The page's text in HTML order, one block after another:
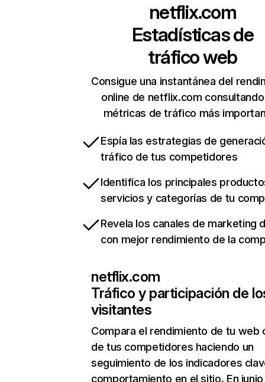
netflix.com
Estadísticas de
tráfico web
Consigue una instantánea del
online de netflix.com
métricas de tráfico más
Espía las estrategias de
tráfico de tus competidores
Identifica los principales
servicios y categorías de tu
Revela los canales de marketing
con mejor rendimiento de la
netflix.com
Tráfico y participación de
visitantes
Compara el rendimiento de tu web
de tus competidores haciendo un
seguimiento de los indicadores
comportamiento en el sitio. En junio